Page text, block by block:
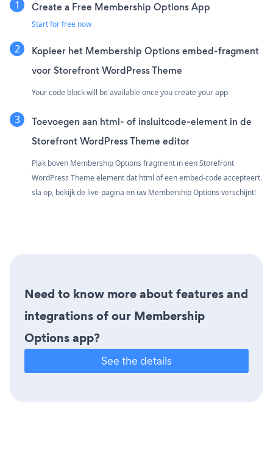
Create a Free Membership Options App
Start for free now
Kopieer het Membership Options embed-fragment
voor Storefront WordPress Theme
Your code block will be available once you create your app
Toevoegen aan html- of insluitcode-element in de
Storefront WordPress Theme editor
Plak boven Membership Options fragment in een Storefront
WordPress Theme element dat html of een embed-code accepteert.
sla op, bekijk de live-pagina en uw Membership Options verschijnt!
Need to know more about features and
integrations of our Membership
Options app?
See the details